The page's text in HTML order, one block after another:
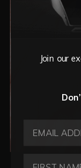
Join our